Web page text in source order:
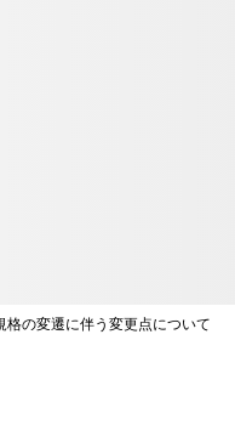
格の変遷に伴う変更点について